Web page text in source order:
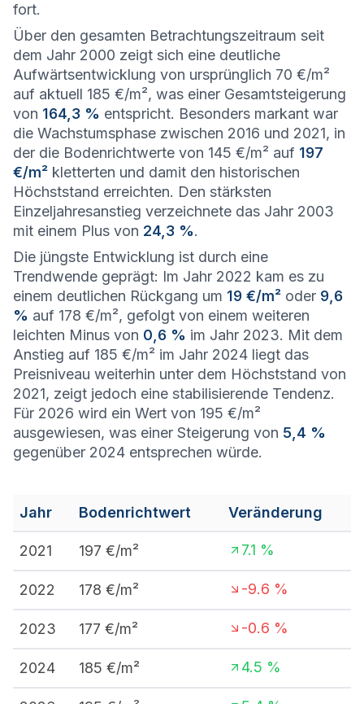
fort.
Über den gesamten Betrachtungszeitraum seit
dem Jahr 2000 zeigt sich eine deutliche
Aufwärtsentwicklung von ursprünglich 70 €/m²
auf aktuell 185 €/m², was einer Gesamtsteigerung
von 164,3 % entspricht. Besonders markant war
die Wachstumsphase zwischen 2016 und 2021, in
der die Bodenrichtwerte von 145 €/m² auf 197
€/m² kletterten und damit den historischen
Höchststand erreichten. Den stärksten
Einzeljahresanstieg verzeichnete das Jahr 2003
mit einem Plus von 24,3 %.
Die jüngste Entwicklung ist durch eine
Trendwende geprägt: Im Jahr 2022 kam es zu
einem deutlichen Rückgang um 19 €/m² oder 9,6
% auf 178 €/m², gefolgt von einem weiteren
leichten Minus von 0,6 % im Jahr 2023. Mit dem
Anstieg auf 185 €/m² im Jahr 2024 liegt das
Preisniveau weiterhin unter dem Höchststand von
2021, zeigt jedoch eine stabilisierende Tendenz.
Für 2026 wird ein Wert von 195 €/m²
ausgewiesen, was einer Steigerung von 5,4 %
gegenüber 2024 entsprechen würde.
Jahr Bodenrichtwert Veränderung
2021 197 €/m² 7.1 %
2022 178 €/m² -9.6 %
2023 177 €/m² -0.6 %
2024 185 €/m² 4.5 %